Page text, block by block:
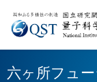
六ヶ所フュ